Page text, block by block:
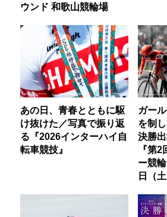
ウンド 和歌山競輪場
あの日、青春とともに駆
け抜けた／写真で振り返
る『2026インターハイ自
転車競技』
ガー
を制
決勝
『第
ー競
日（